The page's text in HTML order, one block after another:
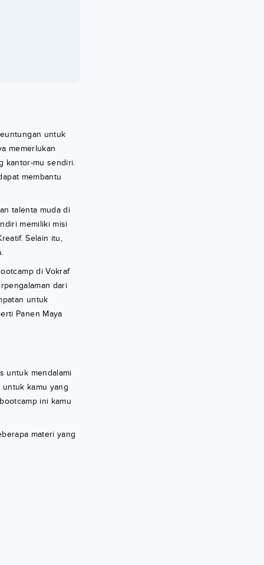
untuk
memerlukan
kantor-mu sendiri.
membantu
talenta muda di
memiliki misi
Selain itu,
di Vokraf
dari
untuk
Panen Maya
untuk mendalami
untuk kamu yang
ini kamu
materi yang